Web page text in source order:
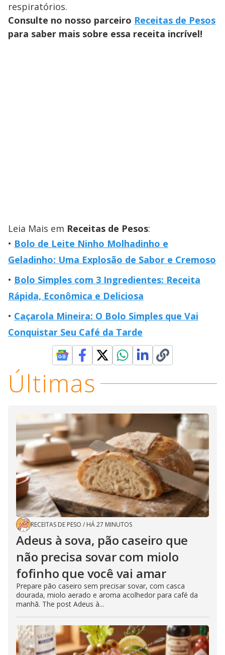
respiratórios.
Consulte no nosso parceiro Receitas de Pesos
para saber mais sobre essa receita incrível!
Leia Mais em Receitas de Pesos:
Bolo de Leite Ninho Molhadinho e
Geladinho: Uma Explosão de Sabor e Cremoso
Bolo Simples com 3 Ingredientes: Receita
Rápida, Econômica e Deliciosa
Caçarola Mineira: O Bolo Simples que Vai
Conquistar Seu Café da Tarde
Últimas
RECEITAS DE PESO / HÁ 27 MINUTOS
Adeus à sova, pão caseiro que
não precisa sovar com miolo
fofinho que você vai amar
Prepare pão caseiro sem precisar sovar, com casca
dourada, miolo aerado e aroma acolhedor para café da
manhã. The post Adeus à...